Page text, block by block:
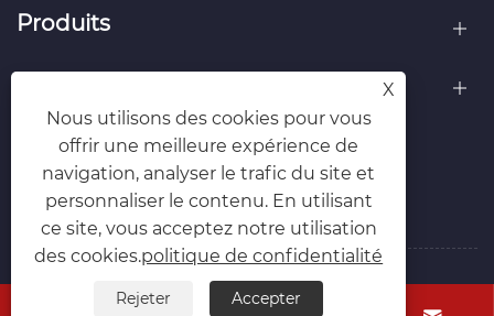
Produits
SUIVEZ-NOUS
Copyright © 2025 Whenzhou Richu Zipper Techology
X
Nous utilisons des cookies pour vous
offrir une meilleure expérience de
navigation, analyser le trafic du site et
personnaliser le contenu. En utilisant
ce site, vous acceptez notre utilisation
des cookies.politique de confidentialité
Rejeter Accepter